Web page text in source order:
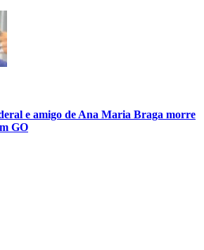
e amigo de Ana Maria Braga morre
GO